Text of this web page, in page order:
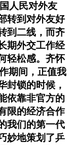
人民对外友
转到对外友好
到二线，而齐
期外交工作经
轻松感。齐怀
期间，正值我
封锁的时候，
依靠非官方的
限的经济合作
我们的第一代
妙地策划了乒